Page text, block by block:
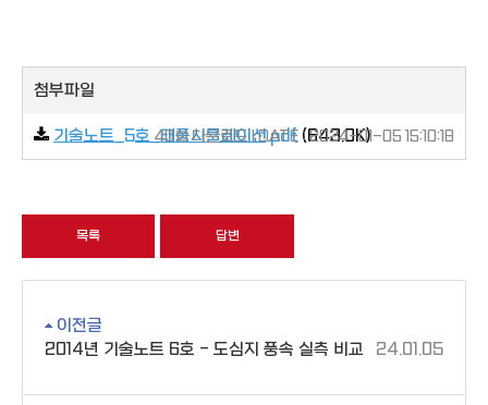
첨부파일
기술노트_5호_태풍시뮬레이션.pdf(643.0K)
40회 다운로드 | DATE : 2024-01-05 15:10:18
목록 답변
이전글
2014년 기술노트 6호 - 도심지 풍속 실측 비교
24.01.05